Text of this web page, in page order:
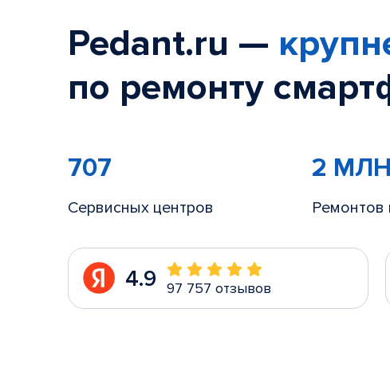
Pedant.ru —
по ремонту
707
Сервисных центров
2 МЛН
Ремонтов
4.9 97 757 отзывов